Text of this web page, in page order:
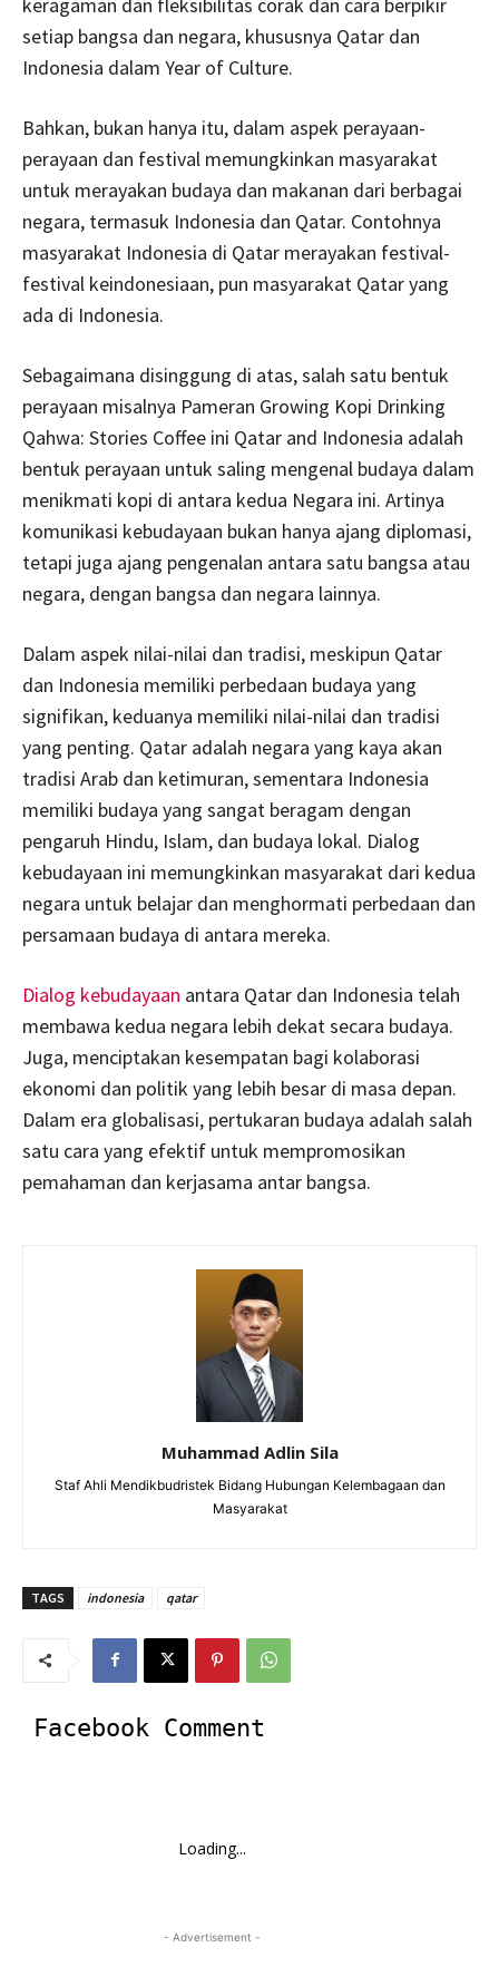
setiap bangsa dan negara, khususnya Qatar dan
Indonesia dalam Year of Culture.
Bahkan, bukan hanya itu, dalam aspek perayaan-
perayaan dan festival memungkinkan masyarakat
untuk merayakan budaya dan makanan dari berbagai
negara, termasuk Indonesia dan Qatar. Contohnya
masyarakat Indonesia di Qatar merayakan festival-
festival keindonesiaan, pun masyarakat Qatar yang
ada di Indonesia.
Sebagaimana disinggung di atas, salah satu bentuk
perayaan misalnya Pameran Growing Kopi Drinking
Qahwa: Stories Coffee ini Qatar and Indonesia adalah
bentuk perayaan untuk saling mengenal budaya dalam
menikmati kopi di antara kedua Negara ini. Artinya
komunikasi kebudayaan bukan hanya ajang diplomasi,
tetapi juga ajang pengenalan antara satu bangsa atau
negara, dengan bangsa dan negara lainnya.
Dalam aspek nilai-nilai dan tradisi, meskipun Qatar
dan Indonesia memiliki perbedaan budaya yang
signifikan, keduanya memiliki nilai-nilai dan tradisi
yang penting. Qatar adalah negara yang kaya akan
tradisi Arab dan ketimuran, sementara Indonesia
memiliki budaya yang sangat beragam dengan
pengaruh Hindu, Islam, dan budaya lokal. Dialog
kebudayaan ini memungkinkan masyarakat dari kedua
negara untuk belajar dan menghormati perbedaan dan
persamaan budaya di antara mereka.
Dialog kebudayaan antara Qatar dan Indonesia telah
membawa kedua negara lebih dekat secara budaya.
Juga, menciptakan kesempatan bagi kolaborasi
ekonomi dan politik yang lebih besar di masa depan.
Dalam era globalisasi, pertukaran budaya adalah salah
satu cara yang efektif untuk mempromosikan
pemahaman dan kerjasama antar bangsa.
Muhammad Adlin Sila
Staf Ahli Mendikbudristek Bidang Hubungan Kelembagaan dan
Masyarakat
TAGS indonesia qatar
Facebook Comment
Loading...
- Advertisement -